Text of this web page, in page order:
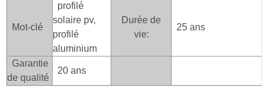
Mot-clé
profilé
solaire pv,
profilé
aluminium
Durée de
vie:
25 ans
Garantie
de qualité
20 ans